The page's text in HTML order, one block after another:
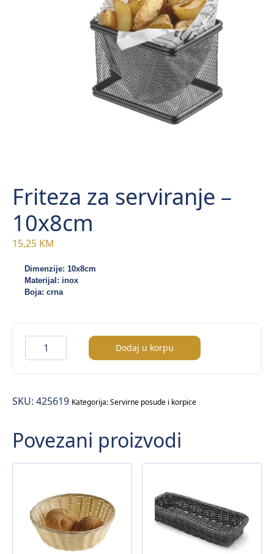
Friteza za serviranje –
10x8cm
15,25 KM
Dimenzije: 10x8cm
Materijal: inox
Boja: crna
Friteza
za
serviranje
10x8cm
Dodaj u korpu
SKU: 425619 Kategorija:Servirne posude i korpice
Povezani proizvodi